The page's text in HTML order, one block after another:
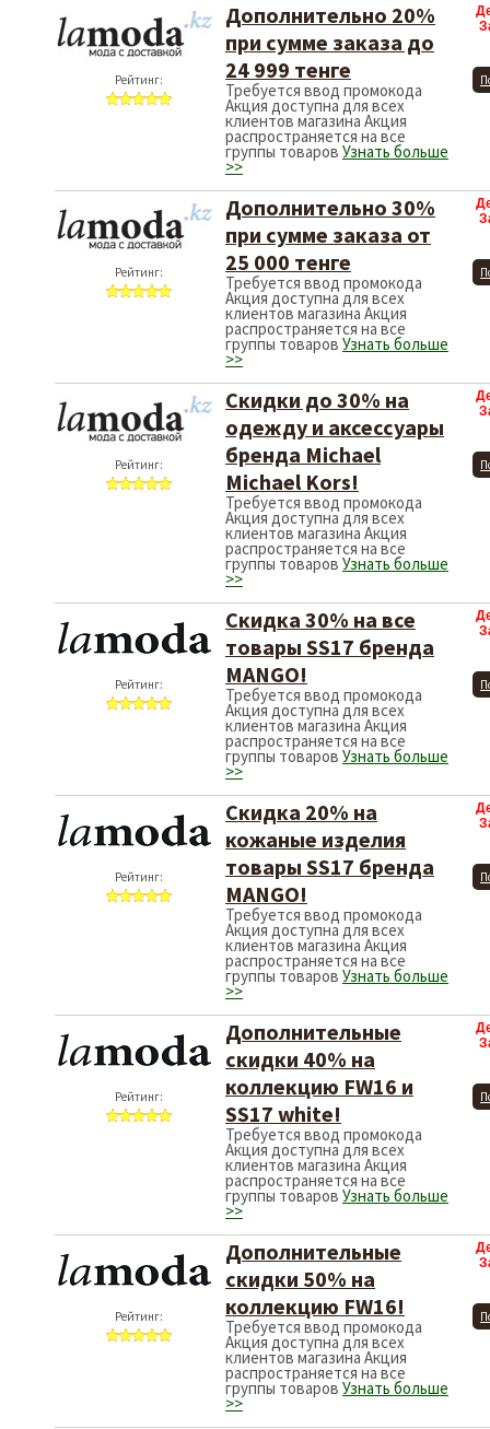
Рейтинг:
Дополнительно 20%
при сумме заказа до
24 999 тенге
Требуется ввод промокода
Акция доступна для всех
клиентов магазина Акция
распространяется на все
группы товаров Узнать больше
>>
Рейтинг:
Дополнительно 30%
при сумме заказа от
25 000 тенге
Требуется ввод промокода
Акция доступна для всех
клиентов магазина Акция
распространяется на все
группы товаров Узнать больше
>>
Рейтинг:
Скидки до 30% на
одежду и аксессуары
бренда Michael
Michael Kors!
Требуется ввод промокода
Акция доступна для всех
клиентов магазина Акция
распространяется на все
группы товаров Узнать больше
>>
Рейтинг:
Скидка 30% на все
товары SS17 бренда
MANGO!
Требуется ввод промокода
Акция доступна для всех
клиентов магазина Акция
распространяется на все
группы товаров Узнать больше
>>
Рейтинг:
Скидка 20% на
кожаные изделия
товары SS17 бренда
MANGO!
Требуется ввод промокода
Акция доступна для всех
клиентов магазина Акция
распространяется на все
группы товаров Узнать больше
>>
Рейтинг:
Дополнительные
скидки 40% на
коллекцию FW16 и
SS17 white!
Требуется ввод промокода
Акция доступна для всех
клиентов магазина Акция
распространяется на все
группы товаров Узнать больше
>>
Рейтинг:
Дополнительные
скидки 50% на
коллекцию FW16!
Требуется ввод промокода
Акция доступна для всех
клиентов магазина Акция
распространяется на все
группы товаров Узнать больше
>>